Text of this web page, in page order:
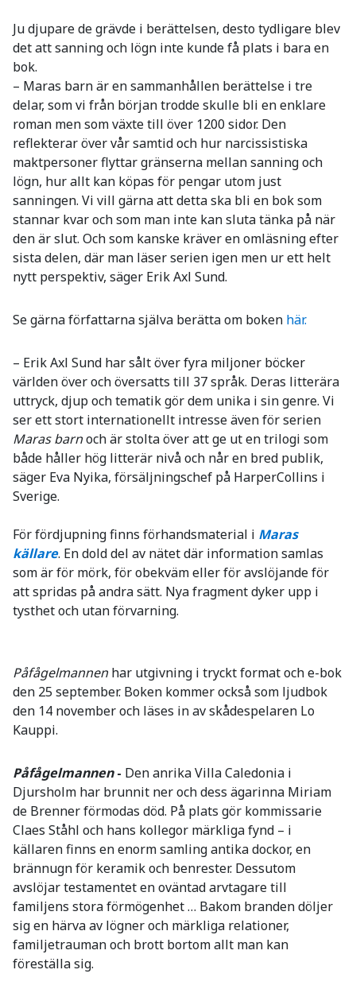
Ju djupare de grävde i berättelsen, desto tydligare blev
det att sanning och lögn inte kunde få plats i bara en
bok.
– Maras barn är en sammanhållen berättelse i tre
delar, som vi från början trodde skulle bli en enklare
roman men som växte till över 1200 sidor. Den
reflekterar över vår samtid och hur narcissistiska
maktpersoner flyttar gränserna mellan sanning och
lögn, hur allt kan köpas för pengar utom just
sanningen. Vi vill gärna att detta ska bli en bok som
stannar kvar och som man inte kan sluta tänka på när
den är slut. Och som kanske kräver en omläsning efter
sista delen, där man läser serien igen men ur ett helt
nytt perspektiv, säger Erik Axl Sund.
Se gärna författarna själva berätta om boken här.
– Erik Axl Sund har sålt över fyra miljoner böcker
världen över och översatts till 37 språk. Deras litterära
uttryck, djup och tematik gör dem unika i sin genre. Vi
ser ett stort internationellt intresse även för serien
Maras barnoch är stolta över att ge ut en trilogi som
både håller hög litterär nivå och når en bred publik,
säger Eva Nyika, försäljningschef på HarperCollins i
Sverige.
För fördjupning finns förhandsmaterial i Maras
källare. En dold del av nätet där information samlas
som är för mörk, för obekväm eller för avslöjande för
att spridas på andra sätt. Nya fragment dyker upp i
tysthet och utan förvarning.
Påfågelmannenhar utgivning i tryckt format och e-bok
den 25 september. Boken kommer också som ljudbok
den 14 november och läses in av skådespelaren Lo
Kauppi.
Påfågelmannen- Den anrika Villa Caledonia i
Djursholm har brunnit ner och dess ägarinna Miriam
de Brenner förmodas död. På plats gör kommissarie
Claes Ståhl och hans kollegor märkliga fynd – i
källaren finns en enorm samling antika dockor, en
brännugn för keramik och benrester. Dessutom
avslöjar testamentet en oväntad arvtagare till
familjens stora förmögenhet … Bakom branden döljer
sig en härva av lögner och märkliga relationer,
familjetrauman och brott bortom allt man kan
föreställa sig.